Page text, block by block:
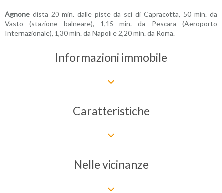
Agnone dista 20 min. dalle piste da sci di Capracotta, 50 min. da
Vasto (stazione balneare), 1,15 min. da Pescara (Aeroporto
Internazionale), 1,30 min. da Napoli e 2,20 min. da Roma.
Informazioni immobile
Caratteristiche
Nelle vicinanze